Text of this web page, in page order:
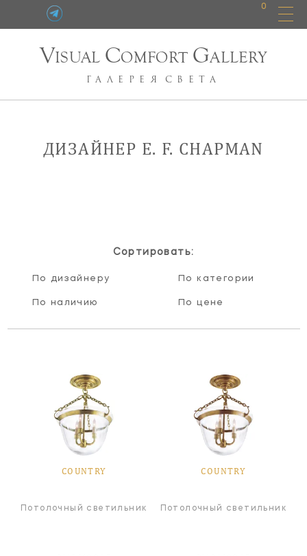
0
VISUAL COMFORT GALLERY
ГАЛЕРЕЯ СВЕТА
ДИЗАЙНЕР E. F. CHAPMAN
Сортировать:
По дизайнеру По категории
По наличию По цене
COUNTRY
Потолочный светильник
COUNTRY
Потолочный светильник